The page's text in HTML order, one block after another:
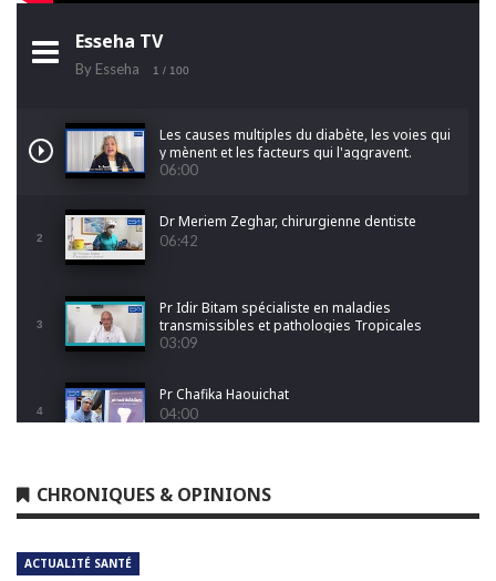
Esseha TV
By Esseha 1 / 100
Les causes multiples du diabète, les voies qui
y mènent et les facteurs qui l'aggravent.
06:00
2
Dr Meriem Zeghar, chirurgienne dentiste
06:42
3
Pr Idir Bitam spécialiste en maladies
transmissibles et pathologies Tropicales
Emergentes
03:09
4
Pr Chafika Haouichat
04:00
5 04:26
CHRONIQUES & OPINIONS
ACTUALITÉ SANTÉ